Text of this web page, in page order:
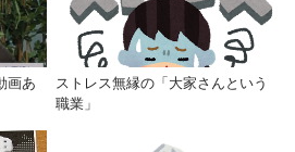
画あ
ストレス無縁の「大家さんという
職業」